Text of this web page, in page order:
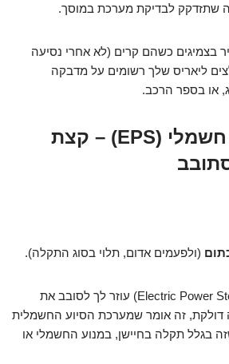
שתזדקק לבדיקת מערכת במוסך.
בצמיגים כשהם קרים (לא אחרי נסיעה
ליאריס שלך רשומים על מדבקה
או בספר הרכב.
נורת הגה כוח חשמלי (EPS) – קצת
(ולפעמים אדום, תלוי בסוג התקלה).
הגה כוח חשמלי (Electric Power Steering) עוזר לך לסובב את
דולקת, זה אומר שמערכת הסיוע החשמלית
בגלל תקלה בחיישן, במנוע החשמלי או